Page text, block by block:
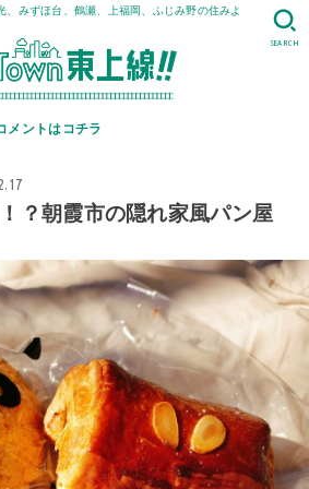
、みずほ台、鶴瀬、上福岡、ふじみ野の住みよ
メントはコチラ
SEARCH
？朝霞市の隠れ家風パン屋